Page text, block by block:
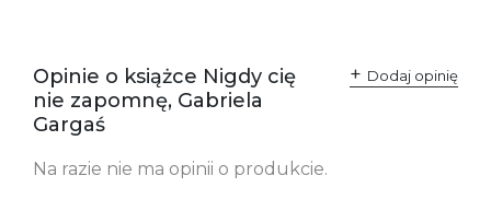
Ostrzeżenia oraz
informacje dotyczące
bezpieczeństwa:
Załącznik PDF
Opinie o książce Nigdy cię
nie zapomnę, Gabriela
Gargaś
Dodaj opinię
Na razie nie ma opinii o produkcie.